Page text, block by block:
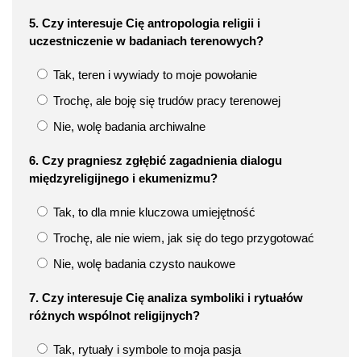
5. Czy interesuje Cię antropologia religii i
uczestniczenie w badaniach terenowych?
Tak, teren i wywiady to moje powołanie
Trochę, ale boję się trudów pracy terenowej
Nie, wolę badania archiwalne
6. Czy pragniesz zgłębić zagadnienia dialogu
międzyreligijnego i ekumenizmu?
Tak, to dla mnie kluczowa umiejętność
Trochę, ale nie wiem, jak się do tego przygotować
Nie, wolę badania czysto naukowe
7. Czy interesuje Cię analiza symboliki i rytuałów
różnych wspólnot religijnych?
Tak, rytuały i symbole to moja pasja